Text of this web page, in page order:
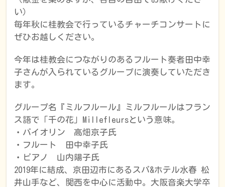
い）
毎年秋に桂教会で行っているチャーチコンサートに
ぜひお越しください。
今年は桂教会につながりのあるフルート奏者田中幸
子さんが入られているグループに演奏していただき
ます。
グループ名『ミルフルール』ミルフルールはフラン
ス語で「千の花」Millefleursという意味。
・バイオリン 高畑京子氏
・フルート 田中幸子氏
・ピアノ 山内陽子氏
2019年に結成、京田辺市にあるスパ&ホテル水春 松
井山手など、関西を中心に活動中。大阪音楽大学卒